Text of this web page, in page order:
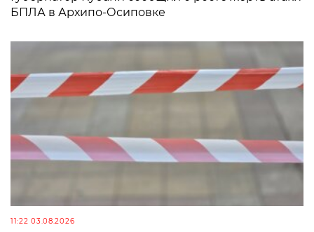
БПЛА в Архипо-Осиповке
11:22 03.08.2026